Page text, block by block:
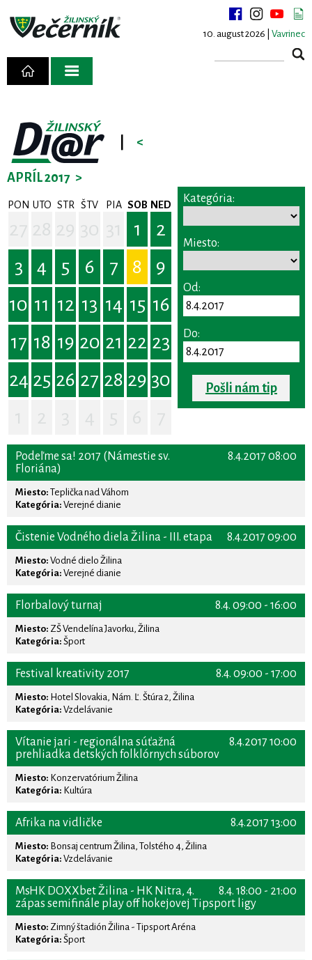
10. august 2026 | Vavrinec
<
APRÍL 2017 >
PON UTO STR ŠTV PIA SOB NED
1
2
3
4 5 6 7 8
9
10 11 12 13 14 15 16
17 18 19 20 21 22 23
24 25 26 27 28 29 30
Kategória:
Miesto:
Od:
Do:
Pošli nám tip
8.4.2017 08:00
Podeľme sa! 2017 (Námestie sv.
Floriána)
Miesto: Teplička nad Váhom
Kategória: Verejné dianie
8.4.2017 09:00
Čistenie Vodného diela Žilina - III. etapa
Miesto: Vodné dielo Žilina
Kategória: Verejné dianie
8.4. 09:00 - 16:00
Florbalový turnaj
Miesto: ZŠ Vendelína Javorku, Žilina
Kategória: Šport
8.4. 09:00 - 17:00
Festival kreativity 2017
Miesto: Hotel Slovakia, Nám. Ľ. Štúra 2, Žilina
Kategória: Vzdelávanie
8.4.2017 10:00
Vítanie jari - regionálna súťažná
prehliadka detských folklórnych súborov
Miesto: Konzervatórium Žilina
Kategória: Kultúra
8.4.2017 13:00
Afrika na vidličke
Miesto: Bonsaj centrum Žilina, Tolstého 4, Žilina
Kategória: Vzdelávanie
8.4. 18:00 - 21:00
MsHK DOXXbet Žilina - HK Nitra, 4.
zápas semifinále play off hokejovej Tipsport ligy
Miesto: Zimný štadión Žilina - Tipsport Aréna
Kategória: Šport